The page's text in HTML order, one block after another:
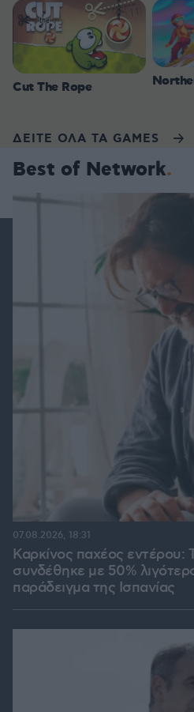
Cut The Rope
ΔΕΙΤΕ ΟΛΑ ΤΑ GAMES
Best of Network
Καρκίνος παχέος εντέρου:
συνδέθηκε με 50%
παράδειγμα της Ισπανίας
07.08.2026, 18:31